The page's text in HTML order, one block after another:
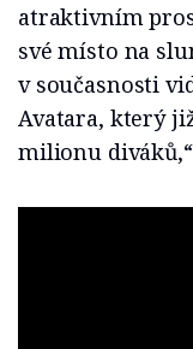
atraktivním
své místo na
v současnosti
Avatara, který
milionu